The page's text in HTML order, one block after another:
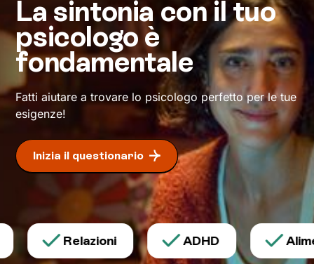
La sintonia con il tuo
psicologo è
fondamentale
Fatti aiutare a trovare lo psicologo perfetto per le tue
esigenze!
Inizia il questionario
Relazioni ADHD